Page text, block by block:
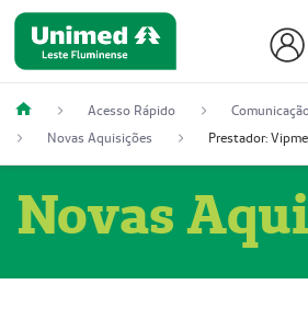
Acesso Rápido
Novas Aquisições
Novas